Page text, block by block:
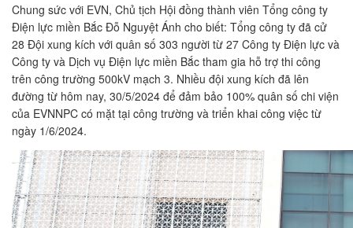
Chung sức với EVN, Chủ tịch Hội đồng thành viên Tổng công ty
Điện lực miền Bắc Đỗ Nguyệt Ánh cho biết: Tổng công ty đã cử
28 Đội xung kích với quân số 303 người từ 27 Công ty Điện lực và
Công ty và Dịch vụ Điện lực miền Bắc tham gia hỗ trợ thi công
trên công trường 500kV mạch 3. Nhiều đội xung kích đã lên
đường từ hôm nay, 30/5/2024 để đảm bảo 100% quân số chi viện
của EVNNPC có mặt tại công trường và triển khai công việc từ
ngày 1/6/2024.